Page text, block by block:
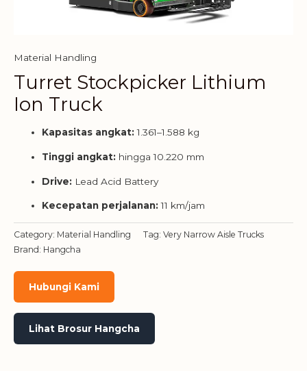
Material Handling
Turret Stockpicker Lithium
Ion Truck
Kapasitas angkat:1.361–1.588 kg
Tinggi angkat: hingga 10.220 mm
Drive: Lead Acid Battery
Kecepatan perjalanan:11 km/jam
Category: Material Handling Tag: Very Narrow Aisle Trucks
Brand: Hangcha
Hubungi Kami
Lihat Brosur Hangcha